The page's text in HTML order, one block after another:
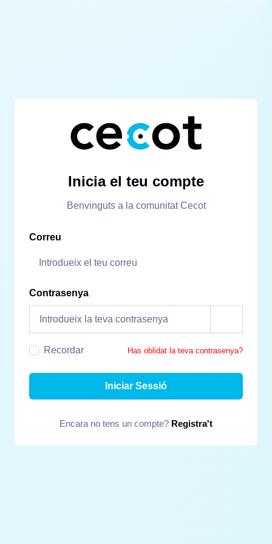
Inicia el teu compte
Benvinguts a la comunitat Cecot
Correu
Contrasenya
Recordar Has oblidat la teva contrasenya?
Iniciar Sessió
Encara no tens un compte? Registra't